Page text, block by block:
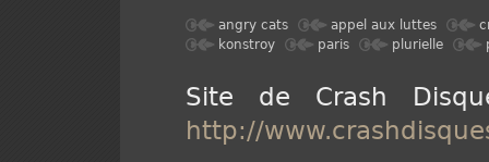
angry cats appel aux luttes
konstroy
paris plurielle
Site de Crash
http://